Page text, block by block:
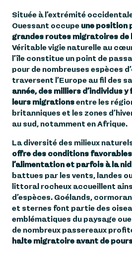
2
BRETONNE
3
UN
PRÉSERVER
4
ASSOCIATION
NATURALISTE
D'OUESSANT
5 FAQ
Située à l’extrémité
Ouessant occupe une position
grandes routes migratoires de
Véritable vigie naturelle au
l’île constitue un point de
pour de nombreuses espèces
traversent l’Europe au fil des
année, des milliers d’individus
leurs migrationsentre les
britanniques et les zones
au sud, notamment en Afrique.
La diversité des milieux
offre des conditions favorables
l’alimentation et parfois à la
battues par les vents, landes
littoral rocheux accueillent
d’espèces. Goélands,
et sternes font partie des
emblématiques du paysage
de nombreux passereaux
halte migratoire avant de